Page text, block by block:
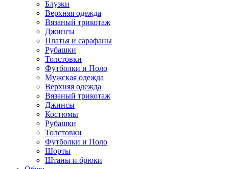
Блузки
Верхняя одежда
Вязаный трикотаж
Джинсы
Платья и сарафаны
Рубашки
Толстовки
Футболки и Поло
Мужская одежда
Верхняя одежда
Вязаный трикотаж
Джинсы
Костюмы
Рубашки
Толстовки
Футболки и Поло
Шорты
Штаны и брюки